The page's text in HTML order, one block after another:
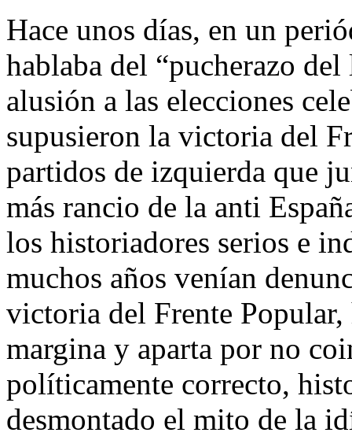
Hace unos días, en un
hablaba del “pucherazo
alusión a las elecciones
supusieron la victoria del
partidos de izquierda que
más rancio de la anti
los historiadores serios e
muchos años venían
victoria del Frente Popular,
margina y aparta por no
políticamente correcto,
desmontado el mito de la